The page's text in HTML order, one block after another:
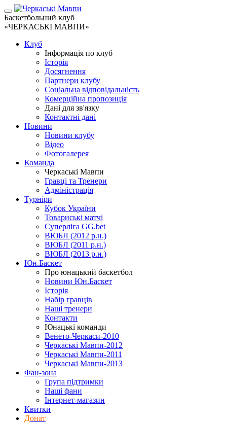
Баскетбольний клуб
«ЧЕРКАСЬКІ МАВПИ»
Клуб
Інформація по клуб
Історія
Досягнення
Партнери клубу
Соціальна відповідальність
Комерційна пропозиція
Дані для зв'язку
Контактні дані
Новини
Новини клубу
Відео
Фотогалерея
Команда
Черкаські Мавпи
Гравці та Тренери
Адміністрація
Турніри
Кубок України
Товариські матчі
Суперліга GG.bet
ВЮБЛ (2012 р.н.)
ВЮБЛ (2011 р.н.)
ВЮБЛ (2013 р.н.)
Юн.Баскет
Про юнацький баскетбол
Новини Юн.Баскет
Історія
Набір гравців
Наші тренери
Контакти
Юнацькі команди
Венето-Черкаси-2010
Черкаські Мавпи-2012
Черкаські Мавпи-2011
Черкаські Мавпи-2013
Фан-зона
Група підтримки
Наші фани
Інтернет-магазин
Квитки
Донат